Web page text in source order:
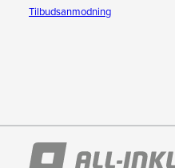
Tilbudsanmodning